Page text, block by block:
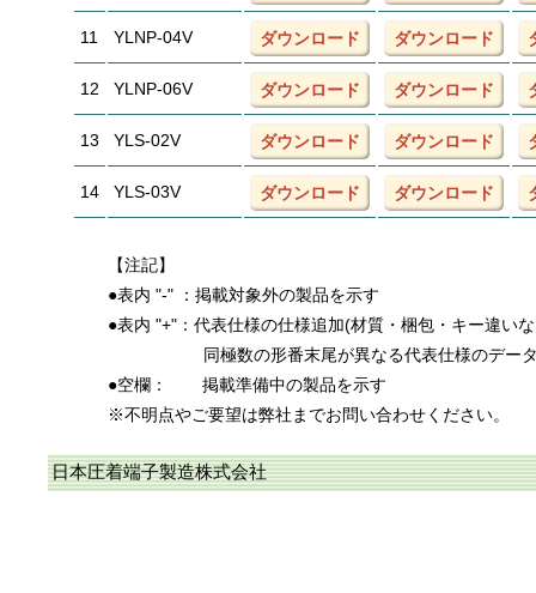
11 YLNP-04V ダウンロード ダウンロード
12 YLNP-06V ダウンロード ダウンロード
13 YLS-02V ダウンロード ダウンロード
14 YLS-03V ダウンロード ダウンロード
【注記】
●表内 "-" ：掲載対象外の製品を示す
●表内 "+"：代表仕様の仕様追加(材質・梱包・キー違い
同極数の形番末尾が異なる代表仕様のデー
●空欄：
掲載準備中の製品を示す
※不明点やご要望は弊社までお問い合わせください。
日本圧着端子製造株式会社